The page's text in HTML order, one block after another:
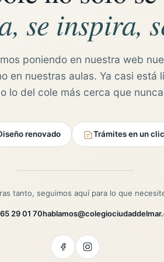
se inspira,
poniendo en nuestra web
en nuestras aulas. Ya casi está
lo del cole más cerca que
renovado Trámites en un clic
tanto, seguimos aquí para lo que
29 01 70